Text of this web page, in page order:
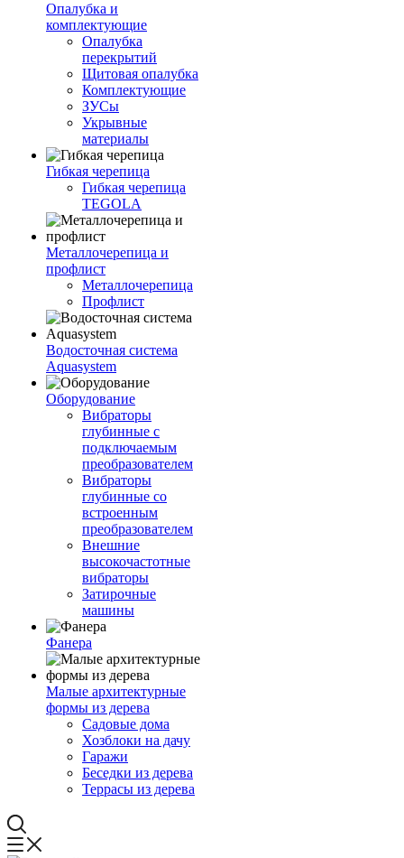
Опалубка и
комплектующие
Опалубка
перекрытий
Щитовая опалубка
Комплектующие
ЗУСы
Укрывные
материалы
Гибкая черепица
Гибкая черепица
TEGOLA
Металлочерепица и
профлист
Металлочерепица
Профлист
Водосточная система
Aquasystem
Оборудование
Вибраторы
глубинные с
подключаемым
преобразователем
Вибраторы
глубинные со
встроенным
преобразователем
Внешние
высокочастотные
вибраторы
Затирочные
машины
Фанера
Малые архитектурные
формы из дерева
Садовые дома
Хозблоки на дачу
Гаражи
Беседки из дерева
Террасы из дерева